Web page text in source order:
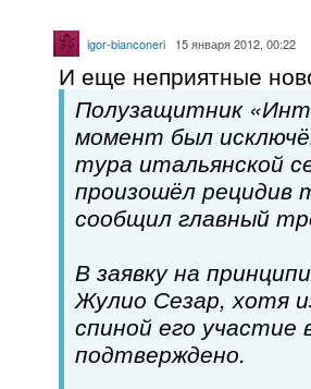
igor-bianconeri 15 января 2012, 00:22
И еще неприятные
Полузащитник
момент был
тура итальянской
произошёл рецидив
сообщил главный
В заявку на
Жулио Сезар, хотя
спиной его участие
подтверждено.